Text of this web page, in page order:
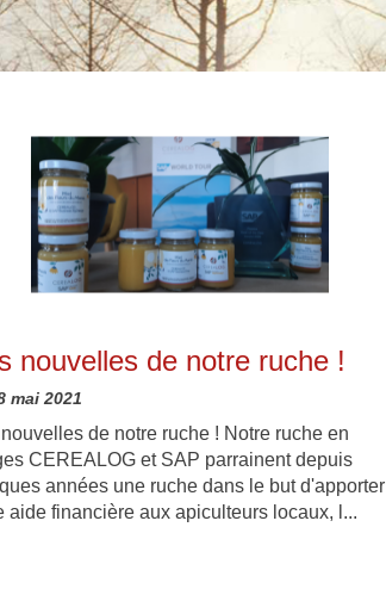
nouvelles de notre ruche !
mai 2021
de notre ruche ! Notre ruche en
CEREALOG et SAP parrainent depuis
années une ruche dans le but d'apporter
aide financière aux apiculteurs locaux, l...